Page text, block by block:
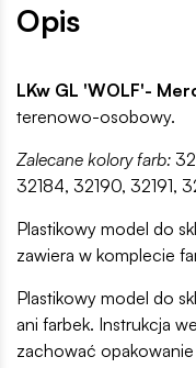
Opis
LKw GL 'WOLF'-
terenowo-osobowy.
Zalecane kolory farb:
32184, 32190, 32191,
Plastikowy model do
zawiera w komplecie
Plastikowy model do
ani farbek. Instrukcja
zachować